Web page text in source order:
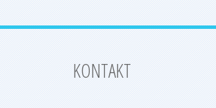
KONTAKT